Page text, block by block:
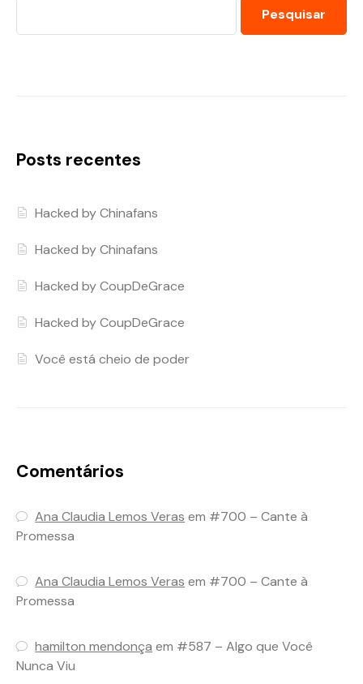
Pesquisar
Posts recentes
Hacked by Chinafans
Hacked by Chinafans
Hacked by CoupDeGrace
Hacked by CoupDeGrace
Você está cheio de poder
Comentários
Ana Claudia Lemos Veras em #700 – Cante à
Promessa
Ana Claudia Lemos Veras em #700 – Cante à
Promessa
hamilton mendonça em #587 – Algo que Você
Nunca Viu